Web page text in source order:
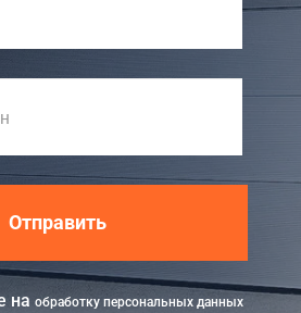
Отправить
на обработку персональных данных